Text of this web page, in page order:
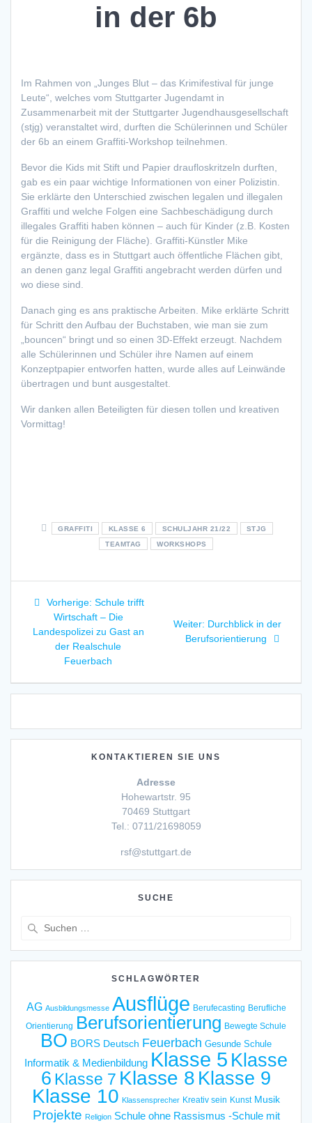
in der 6b
Im Rahmen von „Junges Blut – das Krimifestival für junge
Leute“, welches vom Stuttgarter Jugendamt in
Zusammenarbeit mit der Stuttgarter Jugendhausgesellschaft
(stjg) veranstaltet wird, durften die Schülerinnen und Schüler
der 6b an einem Graffiti-Workshop teilnehmen.
Bevor die Kids mit Stift und Papier draufloskritzeln durften,
gab es ein paar wichtige Informationen von einer Polizistin.
Sie erklärte den Unterschied zwischen legalen und illegalen
Graffiti und welche Folgen eine Sachbeschädigung durch
illegales Graffiti haben können – auch für Kinder (z.B. Kosten
für die Reinigung der Fläche). Graffiti-Künstler Mike
ergänzte, dass es in Stuttgart auch öffentliche Flächen gibt,
an denen ganz legal Graffiti angebracht werden dürfen und
wo diese sind.
Danach ging es ans praktische Arbeiten. Mike erklärte Schritt
für Schritt den Aufbau der Buchstaben, wie man sie zum
„bouncen“ bringt und so einen 3D-Effekt erzeugt. Nachdem
alle Schülerinnen und Schüler ihre Namen auf einem
Konzeptpapier entworfen hatten, wurde alles auf Leinwände
übertragen und bunt ausgestaltet.
Wir danken allen Beteiligten für diesen tollen und kreativen
Vormittag!
GRAFFITI KLASSE 6 SCHULJAHR 21/22
STJG
TEAMTAG
WORKSHOPS
Beitragsnavigation
Vorherige: Vorheriger
Beitrag:
Schule trifft
Wirtschaft – Die
Landespolizei zu Gast an
der Realschule
Feuerbach
Weiter: Nächster
Beitrag:
Durchblick in der
Berufsorientierung
KONTAKTIEREN SIE UNS
Adresse
Hohewartstr. 95
70469 Stuttgart
Tel.: 0711/21698059
rsf@stuttgart.de
SUCHE
SCHLAGWÖRTER
AG Ausbildungsmesse Ausflüge Berufecasting Berufliche
Orientierung Berufsorientierung Bewegte Schule
BO BORS Deutsch Feuerbach Gesunde Schule
Informatik & Medienbildung Klasse 5 Klasse
6 Klasse 7 Klasse 8 Klasse 9
Klasse 10 Klassensprecher Kreativ sein Kunst Musik
Projekte Religion Schule ohne Rassismus -Schule mit